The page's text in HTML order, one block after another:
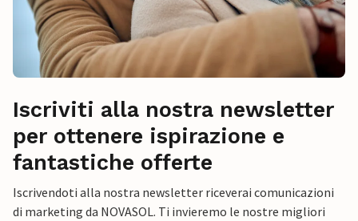
Iscriviti alla nostra newsletter
per ottenere ispirazione e
fantastiche offerte
Iscrivendoti alla nostra newsletter riceverai comunicazioni
di marketing da NOVASOL. Ti invieremo le nostre migliori